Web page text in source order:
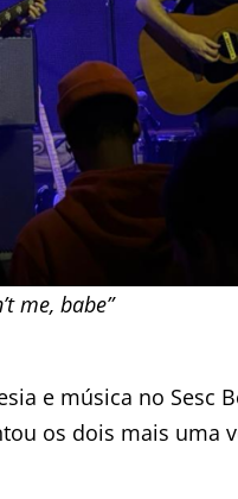
me, babe”
e música no Sesc
os dois mais uma